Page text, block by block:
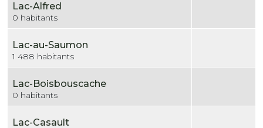
Lac-Alfred
0 habitants
Lac-au-Saumon
1 488 habitants
Lac-Boisbouscache
0 habitants
Lac-Casault